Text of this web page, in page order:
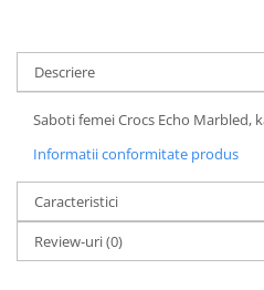
Descriere
Saboti femei Crocs Echo Marbled,
Informatii conformitate produs
Caracteristici
Review-uri(0)